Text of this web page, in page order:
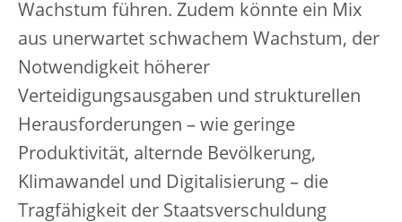
Wachstum führen. Zudem könnte ein Mix
aus unerwartet schwachem Wachstum, der
Notwendigkeit höherer
Verteidigungsausgaben und strukturellen
Herausforderungen – wie geringe
Produktivität, alternde Bevölkerung,
Klimawandel und Digitalisierung – die
Tragfähigkeit der Staatsverschuldung